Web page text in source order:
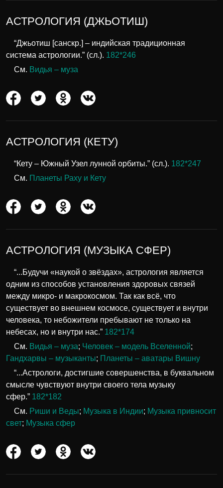
АСТРОЛОГИЯ (ДЖЬОТИШ)
“Джьотиш [санскр.] – индийская традиционная
система астрологии.” (сл.). 182*246
См. Видья – муза
АСТРОЛОГИЯ (КЕТУ)
“Кету – Южный Узел лунной орбиты.” (сл.). 182*247
См. Планеты Раху и Кету
АСТРОЛОГИЯ (МУЗЫКА СФЕР)
“...Будучи «наукой о звёздах», астрология является
одним из способов установления здоровых связей
между микро- и макрокосмом. Так как всё, что
существует во внешнем космосе, существует и внутри
человека, то небожители пребывают не только на
небесах, но и внутри нас.” 182*174
См. Видья – муза; Человек – модель Вселенной;
Гандхарвы – музыканты; Планеты – аватары Вишну
“...Астрологи, достигшие совершенства, в буквальном
смысле чувствуют внутри своего тела музыку
сфер.” 182*182
См. Риши и Веды; Музыка в Индии; Музыка привносит
свет; Музыка сфер